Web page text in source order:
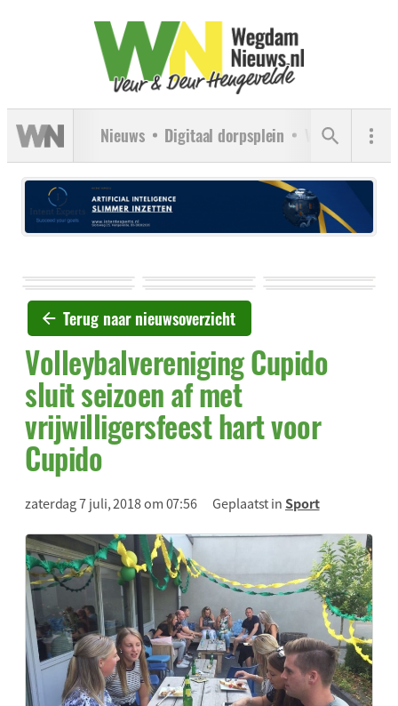
Nieuws Digitaal dorpsplein Verenigingen
Terug naar nieuwsoverzicht
Volleybalvereniging Cupido
sluit seizoen af met
vrijwilligersfeest hart voor
Cupido
zaterdag 7 juli, 2018 om 07:56 Geplaatst inSport